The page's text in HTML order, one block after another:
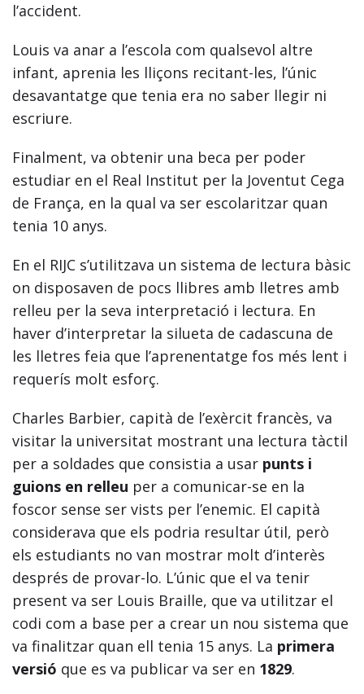
l’accident.
Louis va anar a l’escola com qualsevol altre
infant, aprenia les lliçons recitant-les, l’únic
desavantatge que tenia era no saber llegir ni
escriure.
Finalment, va obtenir una beca per poder
estudiar en el Real Institut per la Joventut Cega
de França, en la qual va ser escolaritzar quan
tenia 10 anys.
En el RIJC s’utilitzava un sistema de lectura bàsic
on disposaven de pocs llibres amb lletres amb
relleu per la seva interpretació i lectura. En
haver d’interpretar la silueta de cadascuna de
les lletres feia que l’aprenentatge fos més lent i
requerís molt esforç.
Charles Barbier, capità de l’exèrcit francès, va
visitar la universitat mostrant una lectura tàctil
per a soldades que consistia a usar punts i
guions en relleu per a comunicar-se en la
foscor sense ser vists per l’enemic. El capità
considerava que els podria resultar útil, però
els estudiants no van mostrar molt d’interès
després de provar-lo. L’únic que el va tenir
present va ser Louis Braille, que va utilitzar el
codi com a base per a crear un nou sistema que
va finalitzar quan ell tenia 15 anys. La primera
versió que es va publicar va ser en 1829.